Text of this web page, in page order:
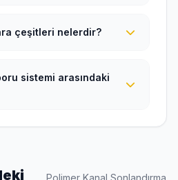
çeşitleri nelerdir?
sistemi arasındaki
Polimer Kanal Sonlandırma